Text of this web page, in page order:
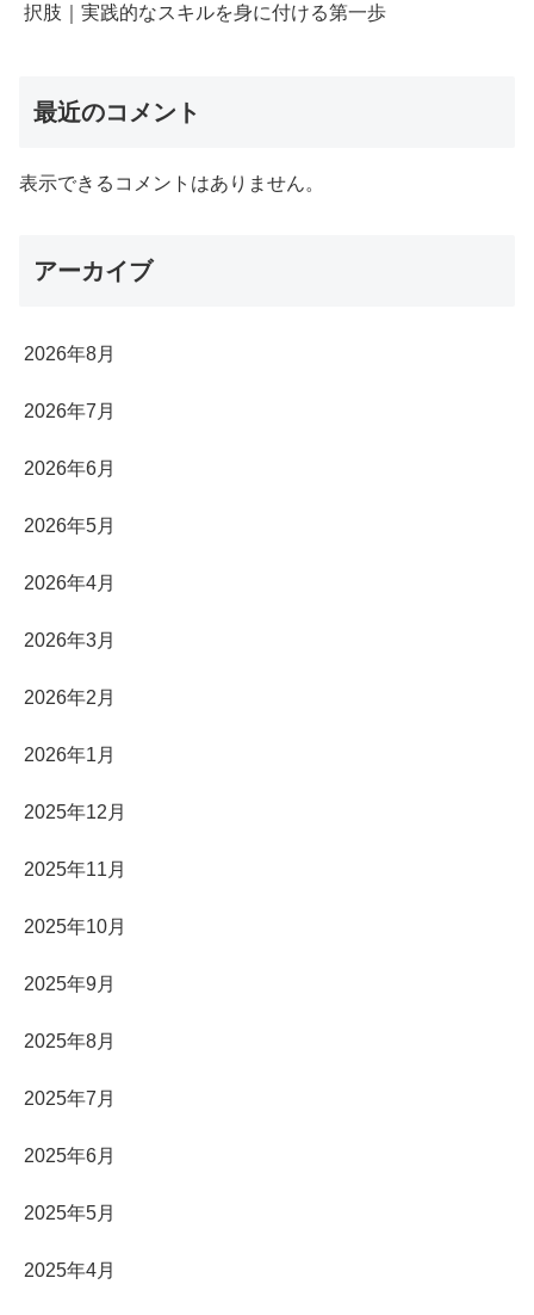
択肢｜実践的なスキルを身に付ける第一歩
最近のコメント
表示できるコメントはありません。
アーカイブ
2026年8月
2026年7月
2026年6月
2026年5月
2026年4月
2026年3月
2026年2月
2026年1月
2025年12月
2025年11月
2025年10月
2025年9月
2025年8月
2025年7月
2025年6月
2025年5月
2025年4月